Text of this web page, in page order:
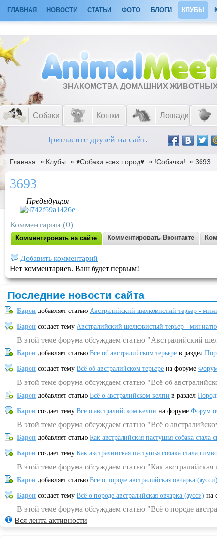
ГЛАВНАЯ НОВОСТИ СТАТЬИ ФОТО БЛОГИ КЛУБЫ
ЗНАКОМСТВА ДОМАШНИХ
Собаки Кошки Лошади
Пригласите друзей на сайт:
Главная » Клубы » ♥Собаки всех пород♥ » !Собачки! » 3693
3693
Предыдущая
Комментарии (0)
Комментировать на сайте Комментировать Вконтакте
Добавить комментарий
Нет комментариев. Ваш будет первым!
Последние новости сайта
Барон добавляет статью Австралийский шелковистый терьер -
Барон создает тему Австралийский шелковистый терьер -
В этой теме форума обсуждаем статью "Австралийский
Барон добавляет статью Всё об австралийском терьере в раздел
Барон создает тему Всё об австралийском терьере на форуме
В этой теме форума обсуждаем статью "Всё об
Барон добавляет статью Всё о австралийском келпи в раздел
Барон создает тему Всё о австралийском келпи на форуме Форум
В этой теме форума обсуждаем статью "Всё о
Барон добавляет статью Как австралийская пастушья собака
Барон создает тему Как австралийская пастушья собака стала
В этой теме форума обсуждаем статью "Как
Барон добавляет статью Всё о породе австралийская овчарка (аусси)
Барон создает тему Всё о породе австралийская овчарка (аусси) на
В этой теме форума обсуждаем статью "Всё о породе
Вся лента активности